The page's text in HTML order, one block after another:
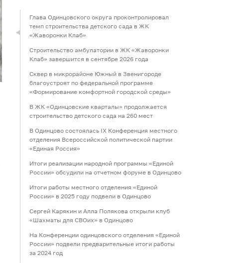
Глава Одинцовского округа проконтролировал
темп строительства детского сада в ЖК
«Жаворонки Клаб»
Строительство амбулатории в ЖК «Жаворонки
Клаб» завершится в сентябре 2026 года
Сквер в микрорайоне Южный в Звенигороде
благоустроят по федеральной программе
«Формирование комфортной городской среды»
В ЖК «Одинцовские кварталы» продолжается
строительство детского сада на 260 мест
В Одинцово состоялась IХ Конференция местного
отделения Всероссийской политической партии
«Единая Россия»
Итоги реализации народной программы «Единой
России» обсудили на отчетном форуме в Одинцово
Итоги работы местного отделения «Единой
России» в 2025 году подвели в Одинцово
Сергей Карякин и Алла Полякова открыли клуб
«Шахматы для СВОих» в Одинцово
На Конференции одинцовского отделения «Единой
России» подвели предварительные итоги работы
за 2024 год